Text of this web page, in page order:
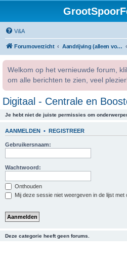
V&A
Forumoverzicht Aandrijving (alleen voor geregistreerde gebruikers).
Welkom op het vernieuwde forum,
om alle berichten te zien, veel
Digitaal - Centrale en
Je hebt niet de juiste permissies om
AANMELDEN • REGISTREER
Gebruikersnaam:
Wachtwoord:
Onthouden
Mij deze sessie niet weergeven in de lijst met
Deze categorie heeft geen forums.